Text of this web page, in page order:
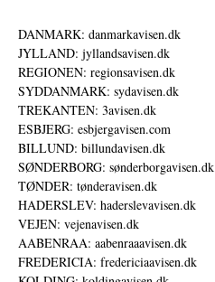
DANMARK: danmarkavisen.dk
JYLLAND: jyllandsavisen.dk
REGIONEN: regionsavisen.dk
SYDDANMARK: sydavisen.dk
TREKANTEN: 3avisen.dk
ESBJERG: esbjergavisen.com
BILLUND: billundavisen.dk
SØNDERBORG: sønderborgavisen.dk
TØNDER: tønderavisen.dk
HADERSLEV: haderslevavisen.dk
VEJEN: vejenavisen.dk
AABENRAA: aabenraaavisen.dk
FREDERICIA: fredericiaavisen.dk